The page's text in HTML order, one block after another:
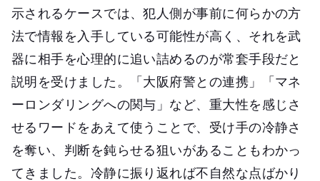
示されるケースでは、犯人側が事前に何らかの方
法で情報を入手している可能性が高く、それを武
器に相手を心理的に追い詰めるのが常套手段だと
説明を受けました。「大阪府警との連携」「マネ
ーロンダリングへの関与」など、重大性を感じさ
せるワードをあえて使うことで、受け手の冷静さ
を奪い、判断を鈍らせる狙いがあることもわかっ
てきました。冷静に振り返れば不自然な点ばかり